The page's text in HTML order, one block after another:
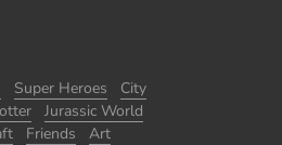
Super Heroes
City
Jurassic World
Friends
Art